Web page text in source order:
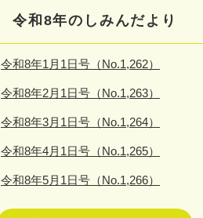
令和8年のしみんだより
令和8年1月1日号（No.1,262）
令和8年2月1日号（No.1,263）
令和8年3月1日号（No.1,264）
令和8年4月1日号（No.1,265）
令和8年5月1日号（No.1,266）